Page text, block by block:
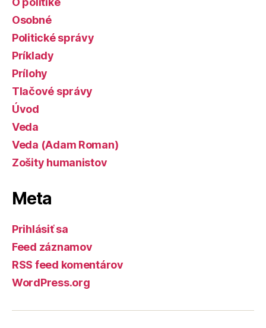
Osobné
Politické správy
Príklady
Prílohy
Tlačové správy
Úvod
Veda
Veda (Adam Roman)
Zošity humanistov
Meta
Prihlásiť sa
Feed záznamov
RSS feed komentárov
WordPress.org